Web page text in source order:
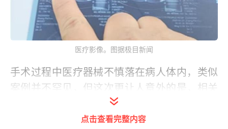
医疗影像。图据极目新闻
手术过程中医疗器械不慎落在病人体内，类似
案例并不罕见，但这次更让人意外的是，相关
新闻下面的跟帖，不乏有网友认为这家医院真
诚、算不错的，因为这次是医生在手术后主动
点击查看完整内容